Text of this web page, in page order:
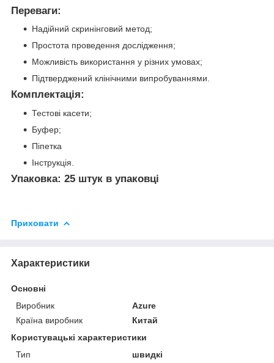
Переваги:
Надійний скринінговий метод;
Простота проведення дослідження;
Можливість використання у різних умовах;
Підтверджений клінічними випробуваннями.
Комплектація:
Тестові касети;
Буфер;
Піпетка
Інструкція.
Упаковка: 25 штук в упаковці
Приховати
Характеристики
Основні
Виробник
Azure
Країна виробник
Китай
Користувацькі характеристики
Тип
швидкі